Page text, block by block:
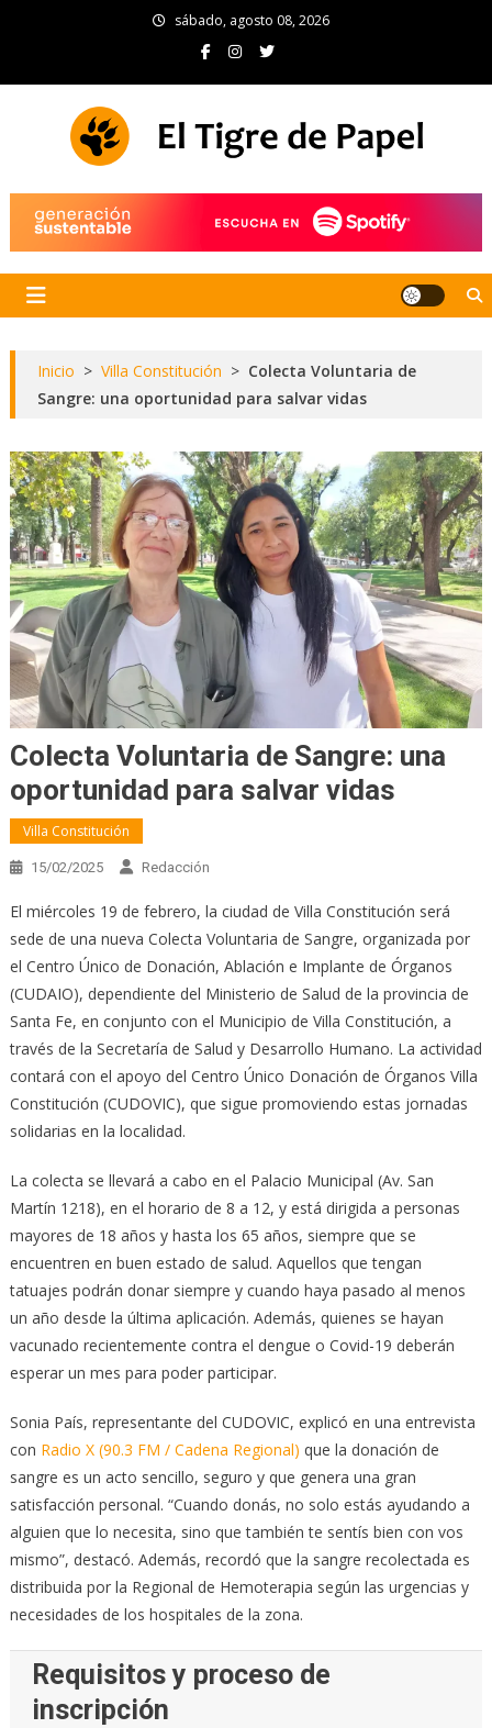
sábado, agosto 08, 2026
Inicio > Villa Constitución > Colecta Voluntaria de
Sangre: una oportunidad para salvar vidas
Colecta Voluntaria de Sangre: una
oportunidad para salvar vidas
Villa Constitución
15/02/2025 Redacción
El miércoles 19 de febrero, la ciudad de Villa Constitución será
sede de una nueva Colecta Voluntaria de Sangre, organizada por
el Centro Único de Donación, Ablación e Implante de Órganos
(CUDAIO), dependiente del Ministerio de Salud de la provincia de
Santa Fe, en conjunto con el Municipio de Villa Constitución, a
través de la Secretaría de Salud y Desarrollo Humano. La actividad
contará con el apoyo del Centro Único Donación de Órganos Villa
Constitución (CUDOVIC), que sigue promoviendo estas jornadas
solidarias en la localidad.
La colecta se llevará a cabo en el Palacio Municipal (Av. San
Martín 1218), en el horario de 8 a 12, y está dirigida a personas
mayores de 18 años y hasta los 65 años, siempre que se
encuentren en buen estado de salud. Aquellos que tengan
tatuajes podrán donar siempre y cuando haya pasado al menos
un año desde la última aplicación. Además, quienes se hayan
vacunado recientemente contra el dengue o Covid-19 deberán
esperar un mes para poder participar.
Sonia País, representante del CUDOVIC, explicó en una entrevista
con Radio X (90.3 FM / Cadena Regional) que la donación de
sangre es un acto sencillo, seguro y que genera una gran
satisfacción personal. “Cuando donás, no solo estás ayudando a
alguien que lo necesita, sino que también te sentís bien con vos
mismo”, destacó. Además, recordó que la sangre recolectada es
distribuida por la Regional de Hemoterapia según las urgencias y
necesidades de los hospitales de la zona.
Requisitos y proceso de
inscripción